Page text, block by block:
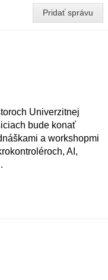
Pridať správu
Univerzitnej
bude konať
a workshopmi
AI,